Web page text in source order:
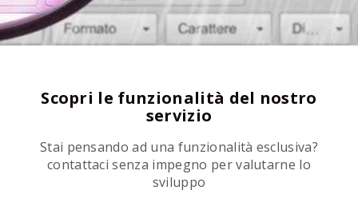
Scopri le funzionalità del nostro
servizio
Stai pensando ad una funzionalità esclusiva?
contattaci senza impegno per valutarne lo
sviluppo